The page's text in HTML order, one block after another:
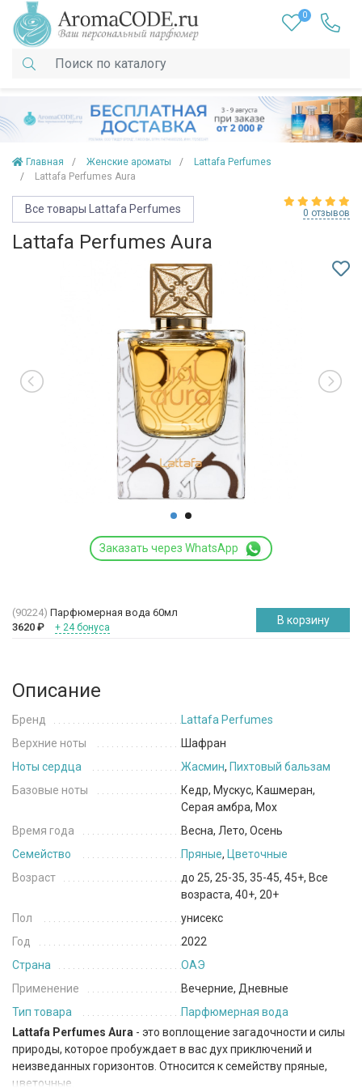
0
Главная Женские ароматы
Lattafa Perfumes
Lattafa Perfumes Aura
Все товары Lattafa Perfumes 0 отзывов
Lattafa Perfumes Aura
Заказать через WhatsApp
(90224) Парфюмерная вода 60мл
3620 ₽ + 24 бонуса
В корзину
Описание
Бренд
Lattafa Perfumes
Верхние ноты
Шафран
Ноты сердца
Жасмин, Пихтовый бальзам
Базовые ноты
Кедр, Мускус, Кашмеран,
Серая амбра, Мох
Время года
Весна, Лето, Осень
Семейство
Пряные, Цветочные
Возраст
до 25, 25-35, 35-45, 45+, Все
возраста, 40+, 20+
Пол
унисекс
Год
2022
Страна
ОАЭ
Применение
Вечерние, Дневные
Тип товара
Парфюмерная вода
Lattafa Perfumes Aura - это воплощение загадочности и силы
природы, которое пробуждает в вас дух приключений и
неизведанных горизонтов. Относится к семейству пряные,
цветочные.